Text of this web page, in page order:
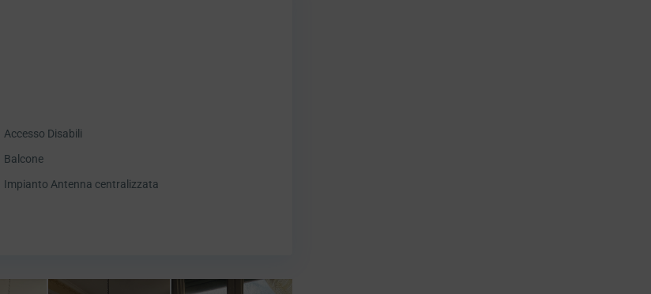
Accesso Disabili
Balcone
Impianto Antenna centralizzata